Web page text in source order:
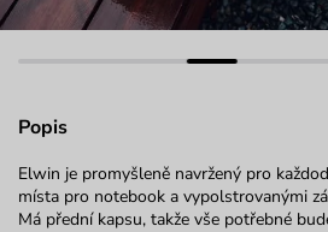
Popis
Elwin je promyšleně navržený pro
místa pro notebook a vypolstrovanými
Má přední kapsu, takže vše potřebné